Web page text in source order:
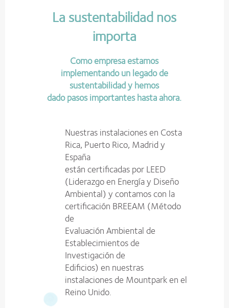
La sustentabilidad nos
importa
Como empresa estamos
implementando un legado de
sustentabilidad y hemos
dado pasos importantes hasta ahora.
Nuestras instalaciones en Costa
Rica, Puerto Rico, Madrid y
España
están certificadas por LEED
(Liderazgo en Energía y Diseño
Ambiental) y contamos con la
certificación BREEAM (Método
de
Evaluación Ambiental de
Establecimientos de
Investigación de
Edificios) en nuestras
instalaciones de Mountpark en el
Reino Unido.